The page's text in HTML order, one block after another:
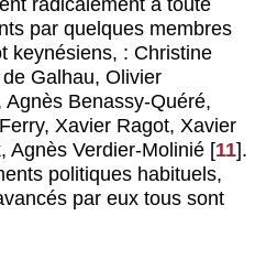
par quelques membres
keynésiens, : Christine
Galhau, Olivier
Benassy-Quéré,
Xavier Ragot, Xavier
Agnès Verdier-Molinié [11].
politiques habituels,
par eux tous sont